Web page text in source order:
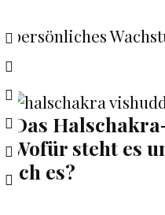
persönliches
Das
Wofür steht es
ich es?